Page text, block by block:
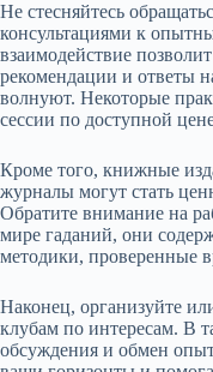
Не стесняйтесь
консультациями к
взаимодействие
рекомендации и ответы
волнуют. Некоторые
сессии по доступной
Кроме того, книжные
журналы могут стать
Обратите внимание на
мире гаданий, они
методики, проверенные
Наконец, организуйте
клубам по интересам. В
обсуждения и обмен